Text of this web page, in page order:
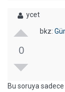
ycet
0
bkz:
Bu soruya sadece